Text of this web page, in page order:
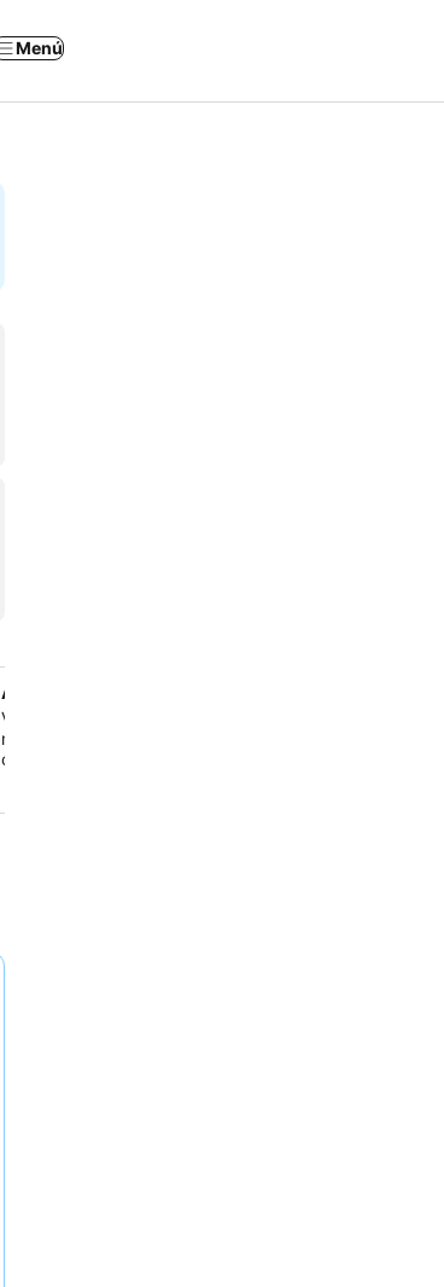
Menú
Alojamiento que admite mascotas
Viaja con tus compañeros peludos, ya que el motel
mascotas con un depósito reembolsable y ofrece
con bolsas para residuos.